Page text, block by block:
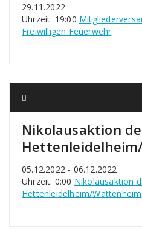
29.11.2022
Uhrzeit: 19:00
Freiwilligen Feuerwehr
Nikolausaktion
05.12.2022 - 06.12.2022
Uhrzeit: 0:00 Nikolausaktion
Hettenleidelheim/Wattenheim